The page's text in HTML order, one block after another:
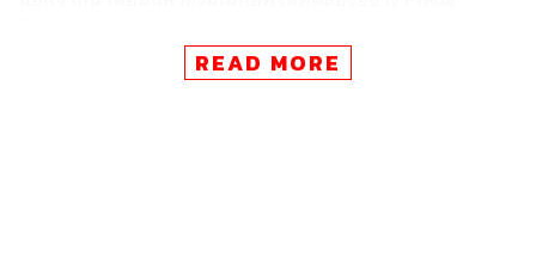
Prada Lip Balm โดยมีแขกพิเศษขุนพล ปองพล และไทย
ชญานนท์ จาก BUS มาร่วมงานด้วย
READ MORE